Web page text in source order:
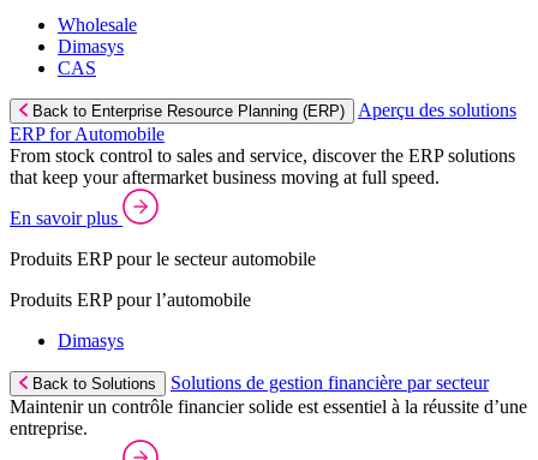
Wholesale
Dimasys
CAS
Back to Enterprise Resource Planning (ERP)
Aperçu des solutions
ERP for Automobile
From stock control to sales and service, discover the ERP solutions
that keep your aftermarket business moving at full speed.
En savoir plus
Produits ERP pour le secteur automobile
Produits ERP pour l’automobile
Dimasys
Back to Solutions
Solutions de gestion financière par secteur
Maintenir un contrôle financier solide est essentiel à la réussite d’une
entreprise.